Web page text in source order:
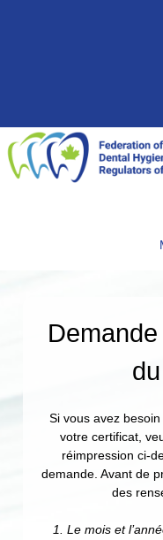
Si vous avez
votre certificat,
réimpression ci-
demande. Avant de
des
1. Le mois et